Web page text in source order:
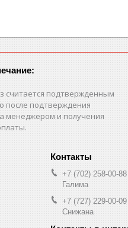
считается подтвержденным
после подтверждения
менеджером и получения
+7 (702) 258-00-88
Галима
+7 (727) 229-00-09
Снижана